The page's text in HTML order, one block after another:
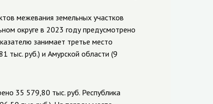
межевания земельных участков
округе в 2023 году предусмотрено
занимает третье место
тыс. руб.) и Амурской области (9
35 579,80 тыс. руб. Республика